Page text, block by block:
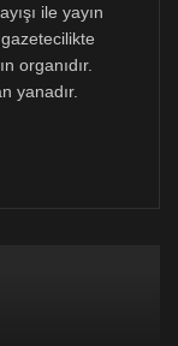
ile yayın
organıdır.
yanadır.